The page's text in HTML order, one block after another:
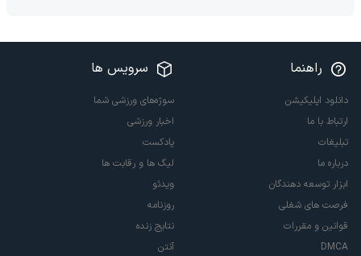
راهنما
دانلود اپلیکیشن
ارتباط با ما
تبلیغات
درباره ما
ابزار توسعه دهندگان
فرصت های شغلی
قوانین و مقررات
DMCA
سرویس ها
سوژه‌های ورزشی شما
اخبار ورزشی
پادکست
لیگ ها و رقابت ها
ویدئو
روزنامه
نتایج زنده
آنتن